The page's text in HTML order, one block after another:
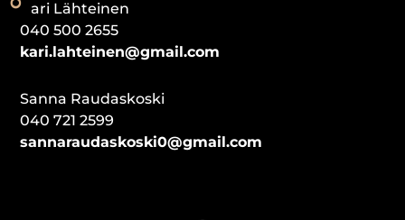
Kari Lähteinen
040 500 2655
kari.lahteinen@gmail.com
Sanna Raudaskoski
040 721 2599
sannaraudaskoski0@gmail.com